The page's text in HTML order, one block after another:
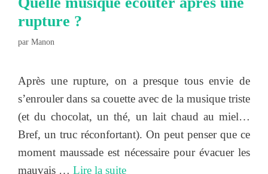
rupture ?
par Manon
Après une rupture, on a presque tous envie de
s’enrouler dans sa couette avec de la musique triste
(et du chocolat, un thé, un lait chaud au miel…
Bref, un truc réconfortant). On peut penser que ce
moment maussade est nécessaire pour évacuer les
mauvais … Lire la suite